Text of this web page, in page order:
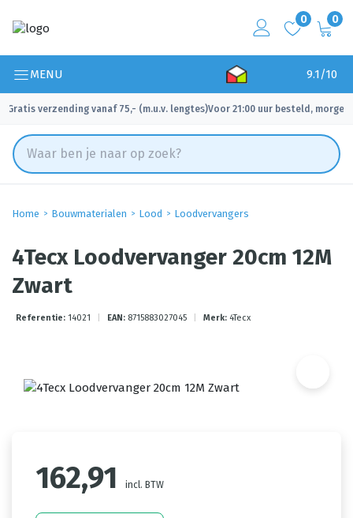
0 0
MENU 9.1/10
Gratis verzending vanaf 75,- (m.u.v. lengtes)
✓ Voor 21:00 uur besteld, morgen
Home Bouwmaterialen Lood Loodvervangers
4Tecx Loodvervanger 20cm 12M
Zwart
Referentie: 14021 EAN: 8715883027045 Merk: 4Tecx
162,91 incl. BTW